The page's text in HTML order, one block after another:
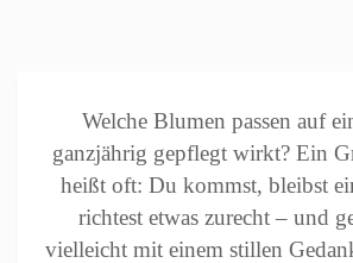
Welche Blumen passen auf
ganzjährig gepflegt wirkt? Ein
heißt oft: Du kommst, bleibst
richtest etwas zurecht – und
vielleicht mit einem stillen